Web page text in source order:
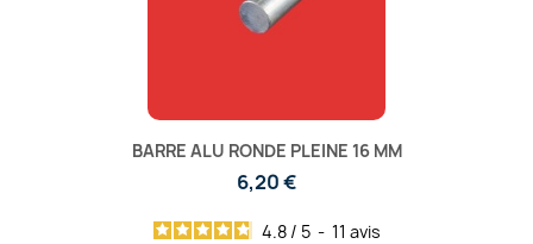
BARRE ALU RONDE PLEINE 16 MM
6,20 €
4.8 / 5 - 11 avis